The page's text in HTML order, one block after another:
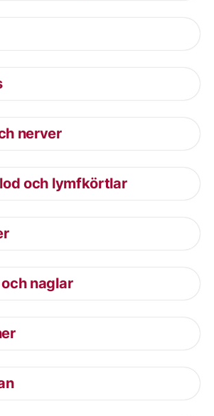
nerver
och lymfkörtlar
naglar